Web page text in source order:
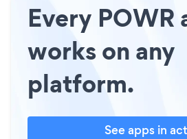
Every POWR
works on any
platform.
See apps in